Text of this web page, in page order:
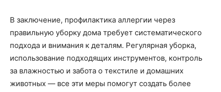
В заключение, профилактика аллергии через
правильную уборку дома требует систематического
подхода и внимания к деталям. Регулярная уборка,
использование подходящих инструментов, контроль
за влажностью и забота о текстиле и домашних
животных — все эти меры помогут создать более